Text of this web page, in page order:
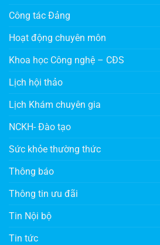
Công tác Đảng
Hoạt động chuyên môn
Khoa học Công nghệ – CĐS
Lịch hội thảo
Lịch Khám chuyên gia
NCKH- Đào tạo
Sức khỏe thường thức
Thông báo
Thông tin ưu đãi
Tin Nội bộ
Tin tức